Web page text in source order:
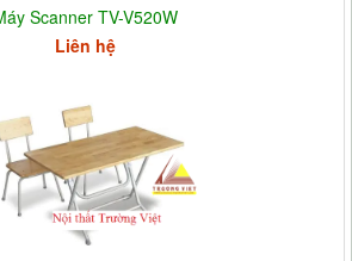
Scanner TV-V520W
Liên hệ